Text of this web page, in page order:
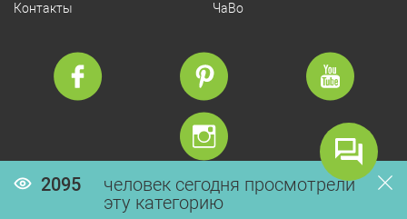
2095
человек сегодня просмотрели
эту категорию
Контакты
ЧаВо
© Copyright 2026 PrintMarket
Разработка сайта: